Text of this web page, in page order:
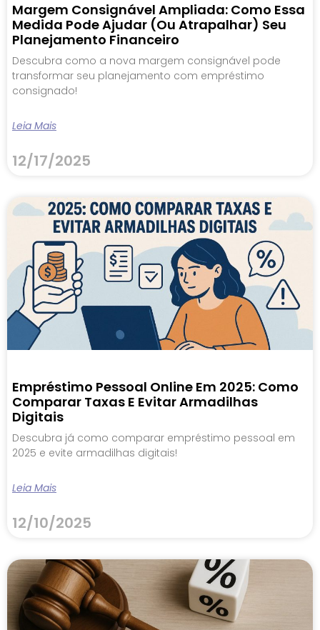
Margem Consignável Ampliada: Como Essa
Medida Pode Ajudar (ou Atrapalhar) Seu
Planejamento Financeiro
Descubra como a nova margem consignável pode
transformar seu planejamento com empréstimo
consignado!
Leia Mais
12/17/2025
Empréstimo Pessoal Online Em 2025: Como
Comparar Taxas E Evitar Armadilhas
Digitais
Descubra já como comparar empréstimo pessoal em
2025 e evite armadilhas digitais!
Leia Mais
12/10/2025